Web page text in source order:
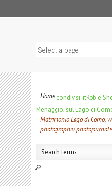
Home condivisi_itRob e
Menaggio, sul Lago di
Matrimonio Lago di Como,
photographer